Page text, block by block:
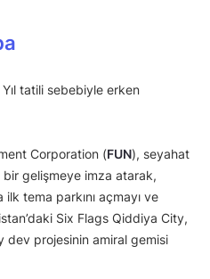
Yıl tatili sebebiyle erken
Corporation (FUN), seyahat
gelişmeye imza atarak,
tema parkını açmayı ve
Six Flags Qiddiya City,
dev projesinin amiral gemisi